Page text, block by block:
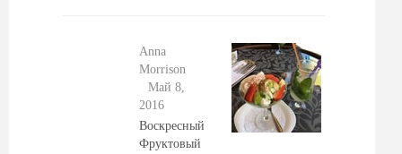
Anna
Morrison
Май 8,
2016
Воскресный
Фруктовый